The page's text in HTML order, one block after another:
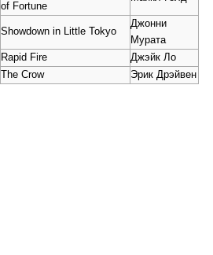
of Fortune
Showdown in Little Tokyo
Джонни
Мурата
Rapid Fire
Джэйк Ло
The Crow Эрик Дрэйвен